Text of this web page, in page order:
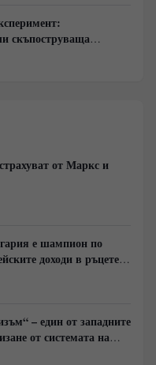
скъпоструваща
хакери
от Маркс и
е шампион по
доходи в ръцете
и САЩ
– един от западните
от системата на